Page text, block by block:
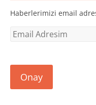
Haberlerimizi email
Email
Onay